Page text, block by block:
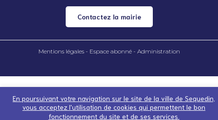
Contactez la mairie
Mentions légales - Espace abonné - Administration
En poursuivant votre navigation sur le site de la ville de Sequedin,
vous acceptez l'utilisation de cookies qui permettent le bon
fonctionnement du site et de ses services.